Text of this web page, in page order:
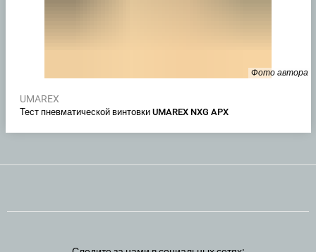
Фото автора
UMAREX
Тест пневматической винтовки UMAREX NXG APX